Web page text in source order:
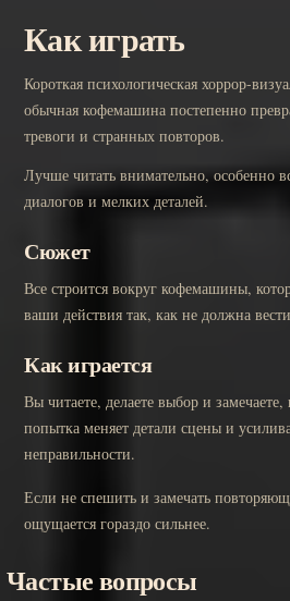
Как играть
Короткая психологическая хоррор-
обычная кофемашина постепенно
тревоги и странных повторов.
Лучше читать внимательно, особенно
диалогов и мелких деталей.
Сюжет
Все строится вокруг кофемашины,
ваши действия так, как не должна
Как играется
Вы читаете, делаете выбор и
попытка меняет детали сцены и
неправильности.
Если не спешить и замечать
ощущается гораздо сильнее.
Частые вопросы